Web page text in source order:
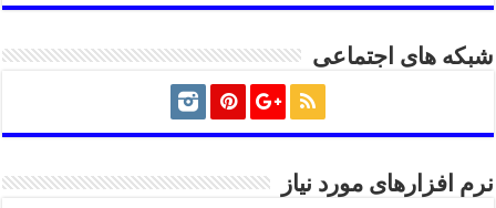
شبکه های اجتماعی
نرم افزارهای مورد نیاز